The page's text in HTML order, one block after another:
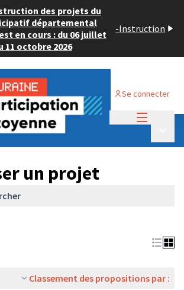
des projets du
départemental
en cours : du 06 juillet
11 octobre 2026
-Instruction
Se connecter
ADULTE 2024
un projet
Classement des propositions par :